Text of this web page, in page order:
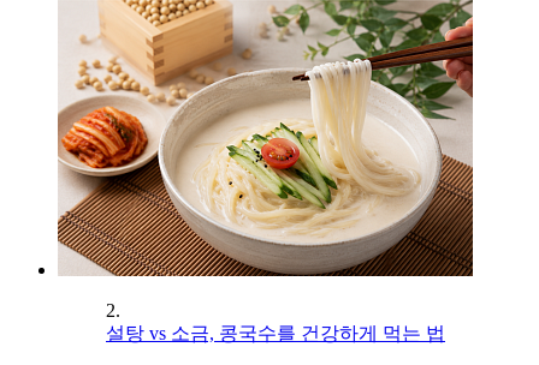
2.
설탕 vs 소금, 콩국수를 건강하게 먹는 법